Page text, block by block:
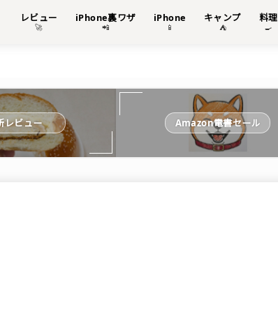
レビュー
🚀
iPhone裏ワザ
📲
iPhone
📱
キャンプ
⛺
料理
🍳
レビュー Amazon電書セール